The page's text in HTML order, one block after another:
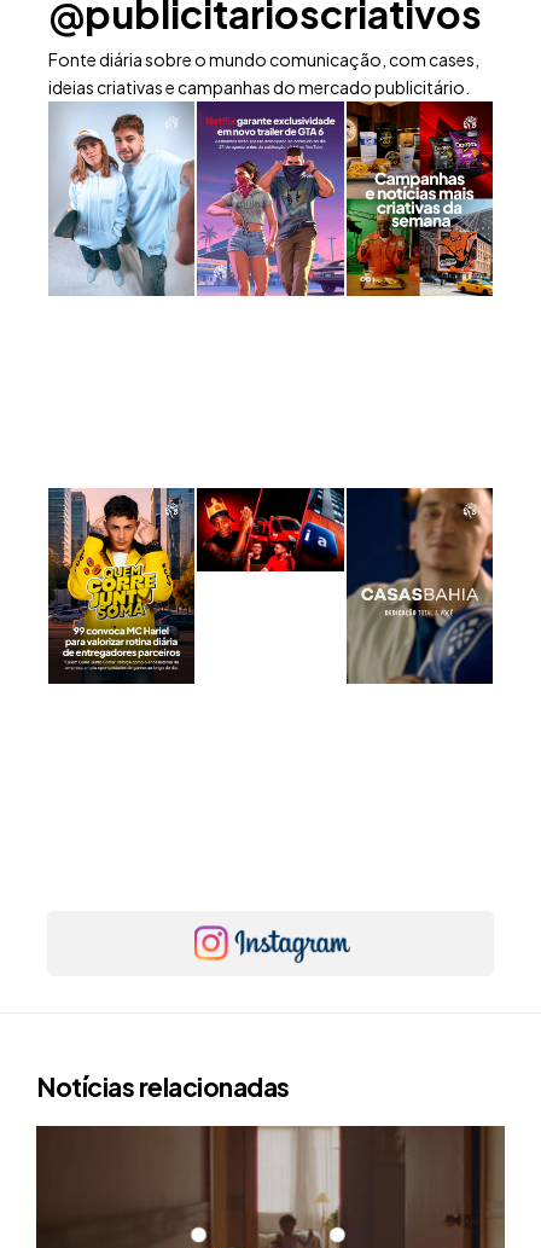
@publicitarioscriativos
Fonte diária sobre o mundo comunicação, com cases,
ideias criativas e campanhas do mercado publicitário.
Notícias relacionadas